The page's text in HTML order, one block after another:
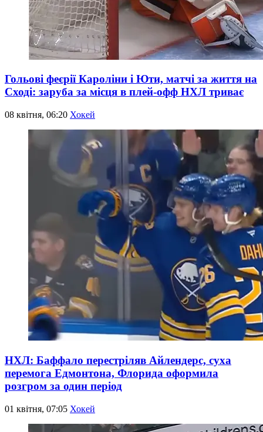
Гольові феєрії Кароліни і Юти, матчі за життя на
Сході: заруба за місця в плей-офф НХЛ триває
08 квітня, 06:20 Хокей
НХЛ: Баффало перестріляв Айлендерс, суха
перемога Едмонтона, Флорида оформила
розгром за один період
01 квітня, 07:05 Хокей